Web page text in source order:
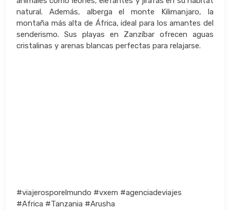
natural. Además, alberga el monte Kilimanjaro, la
montaña más alta de África, ideal para los amantes del
senderismo. Sus playas en Zanzíbar ofrecen aguas
cristalinas y arenas blancas perfectas para relajarse.
#viajerosporelmundo #vxem #agenciadeviajes
#Africa #Tanzania #Arusha